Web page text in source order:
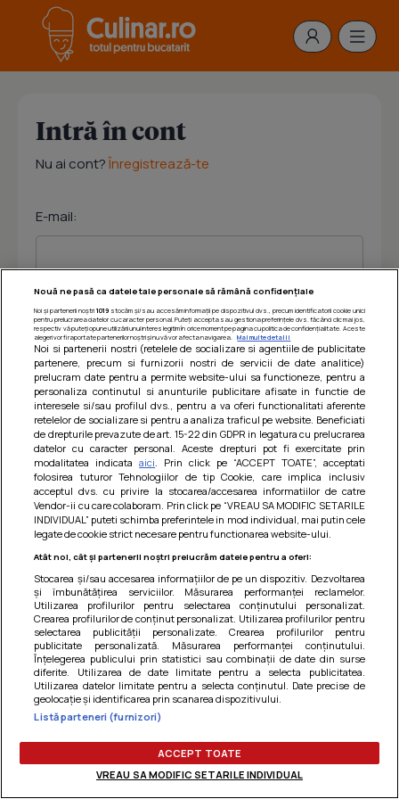
Intră în cont
Nu ai cont?Înregistrează-te
E-mail:
Parola:
Am uitat parola
Termeni si conditii|Politica de cookies
Politica de
confidentialitate
Nouă ne pasă ca datele tale personale să rămână confidențiale
Noi și partenerii noștri 1019stocăm și/sau accesăm informații pe dispozitivul dvs., precum identificatorii cookie unici
pentru prelucrarea datelor cu caracter personal. Puteți accepta sau gestiona preferințele dvs. făcând clic mai jos,
respectiv vă puteți opune utilizării unui interes legitim în orice moment pe pagina cu politica de confidențialitate. Aceste
alegeri vor fi raportate partenerilor noștri și nu vă vor afecta navigarea.
Mai multe detalii
Noi si partenerii nostri (retelele de socializare si agentiile de publicitate
partenere, precum si furnizorii nostri de servicii de date analitice)
prelucram date pentru a permite website-ului sa functioneze, pentru a
personaliza continutul si anunturile publicitare afisate in functie de
interesele si/sau profilul dvs., pentru a va oferi functionalitati aferente
retelelor de socializare si pentru a analiza traficul pe website. Beneficiati
de drepturile prevazute de art. 15-22 din GDPR in legatura cu prelucrarea
datelor cu caracter personal. Aceste drepturi pot fi exercitate prin
modalitatea indicataaici . Prin click pe “ACCEPT TOATE”, acceptati
folosirea tuturor Tehnologiilor de tip Cookie, care implica inclusiv
acceptul dvs. cu privire la stocarea/accesarea informatiilor de catre
Vendor-ii cu care colaboram. Prin click pe “VREAU SA MODIFIC SETARILE
INDIVIDUAL” puteti schimba preferintele in mod individual, mai putin cele
legate de cookie strict necesare pentru functionarea website-ului.
Atât noi, cât și partenerii noștri prelucrăm datele pentru a oferi:
Stocarea și/sau accesarea informațiilor de pe un dispozitiv. Dezvoltarea
și îmbunătățirea serviciilor. Măsurarea performanței reclamelor.
Utilizarea profilurilor pentru selectarea conținutului personalizat.
Crearea profilurilor de conținut personalizat. Utilizarea profilurilor pentru
selectarea publicității personalizate. Crearea profilurilor pentru
publicitate personalizată. Măsurarea performanței conținutului.
Înțelegerea publicului prin statistici sau combinații de date din surse
diferite. Utilizarea de date limitate pentru a selecta publicitatea.
Utilizarea datelor limitate pentru a selecta conținutul. Date precise de
geolocație și identificarea prin scanarea dispozitivului.
Listă parteneri (furnizori)
ACCEPT TOATE
VREAU SA MODIFIC SETARILE INDIVIDUAL